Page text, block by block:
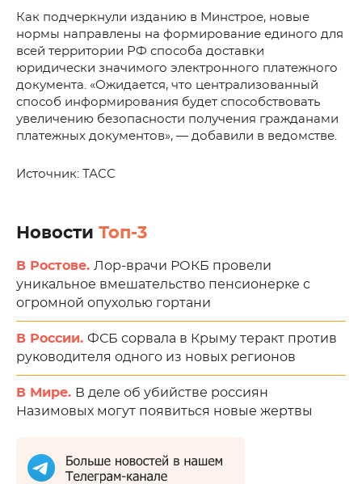
Как подчеркнули изданию в Минстрое, новые
нормы направлены на формирование единого для
всей территории РФ способа доставки
юридически значимого электронного платежного
документа. «Ожидается, что централизованный
способ информирования будет способствовать
увеличению безопасности получения гражданами
платежных документов», — добавили в ведомстве.
Источник: ТАСС
Новости Топ-3
В Ростове. Лор-врачи РОКБ провели
уникальное вмешательство пенсионерке с
огромной опухолью гортани
В России. ФСБ сорвала в Крыму теракт против
руководителя одного из новых регионов
В Мире. В деле об убийстве россиян
Назимовых могут появиться новые жертвы